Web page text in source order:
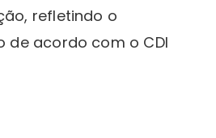
refletindo o
de acordo com o CDI